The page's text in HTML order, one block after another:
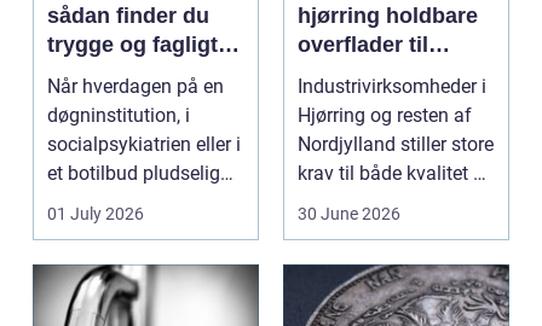
sådan finder du
trygge og fagligt
stærke løsninger
Når hverdagen på en
døgninstitution, i
socialpsykiatrien eller i
et botilbud pludselig
ændrer sig, k...
01 July 2026
hjørring holdbare
overflader til
industri og erhverv
Industrivirksomheder i
Hjørring og resten af
Nordjylland stiller store
krav til både kvalitet og
hol...
30 June 2026